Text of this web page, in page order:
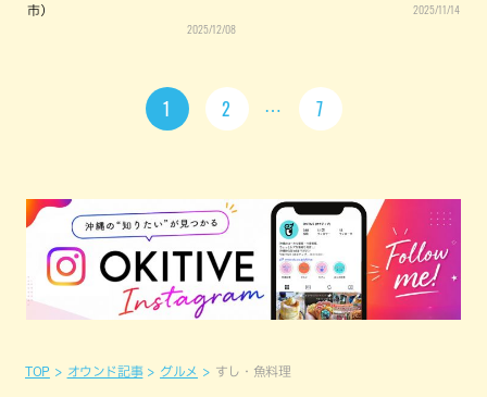
市）
2025/12/08
2025/11/14
1 2 7
TOP オウンド記事 グルメ すし・魚料理